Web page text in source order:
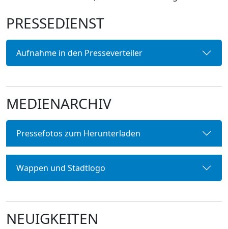
PRESSEDIENST
Aufnahme in den Presseverteiler
MEDIENARCHIV
Pressefotos zum Herunterladen
Wappen und Stadtlogo
NEUIGKEITEN